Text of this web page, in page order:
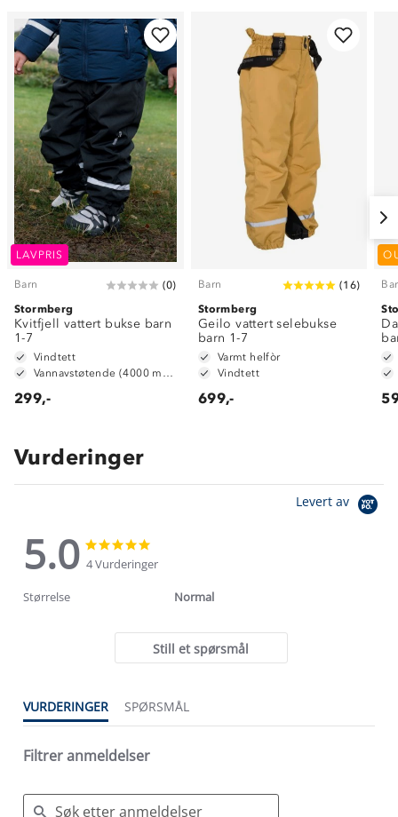
LAVPRIS
Barn (0)
Stormberg
Kvitfjell vattert bukse barn
1-7
Vindtett
299,-
Barn (16)
Stormberg
Geilo vattert selebukse
barn 1-7
Varmt helfòr
Vindtett
699,-
Vurderinger
Levert av
5.0
5.0
star
rating
star
4 Vurderinger
Størrelse Normal
Still et spørsmål
VURDERINGER SPØRSMÅL
Filtrer anmeldelser